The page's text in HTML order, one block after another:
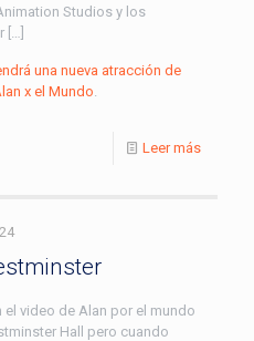
Studios y los
[…]
una nueva atracción de
x el Mundo.
Leer más
el video de Alan por el mundo
Hall pero cuando